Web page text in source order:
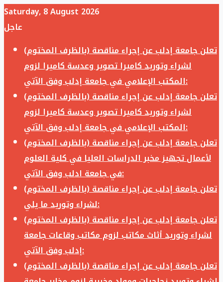
Saturday, 8 August 2026
عاجل
تعلن جامعة إدلب عن إجراء مناقصة (بالظرف المختوم)
لشراء وتوريد كاميرا تصوير وعدسة كاميرا لزوم
المكتب الإعلامي في جامعة إدلب وفق الآتي:
تعلن جامعة إدلب عن إجراء مناقصة (بالظرف المختوم)
لشراء وتوريد كاميرا تصوير وعدسة كاميرا لزوم
المكتب الإعلامي في جامعة إدلب وفق الآتي:
تعلن جامعة إدلب عن إجراء مناقصة (بالظرف المختوم)
لأعمال تجهيز مخبر الدراسات العليا في كلية العلوم
في جامعة ادلب وفق الآتي:
تعلن جامعة إدلب عن إجراء مناقصة (بالظرف المختوم)
لشراء وتوريد ما يلي:
تعلن جامعة إدلب عن إجراء مناقصة (بالظرف المختوم)
لشراء وتوريد أثاث مكاتب لزوم مكاتب وقاعات جامعة
إدلب وفق الآتي:
تعلن جامعة إدلب عن إجراء مناقصة (بالظرف المختوم)